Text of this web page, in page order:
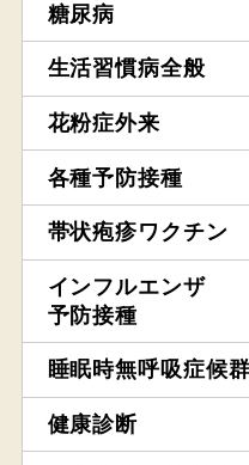
糖尿病
生活習慣病全般
花粉症外来
各種予防接種
帯状疱疹ワクチン
インフルエンザ
予防接種
睡眠時無呼吸症候群
健康診断